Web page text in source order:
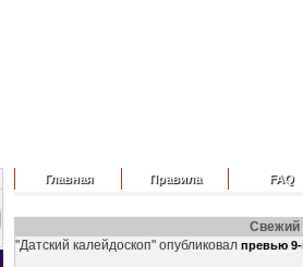
Главная Правила FAQ
Свежий
"Датский калейдоскоп" опубликовал превью 9-